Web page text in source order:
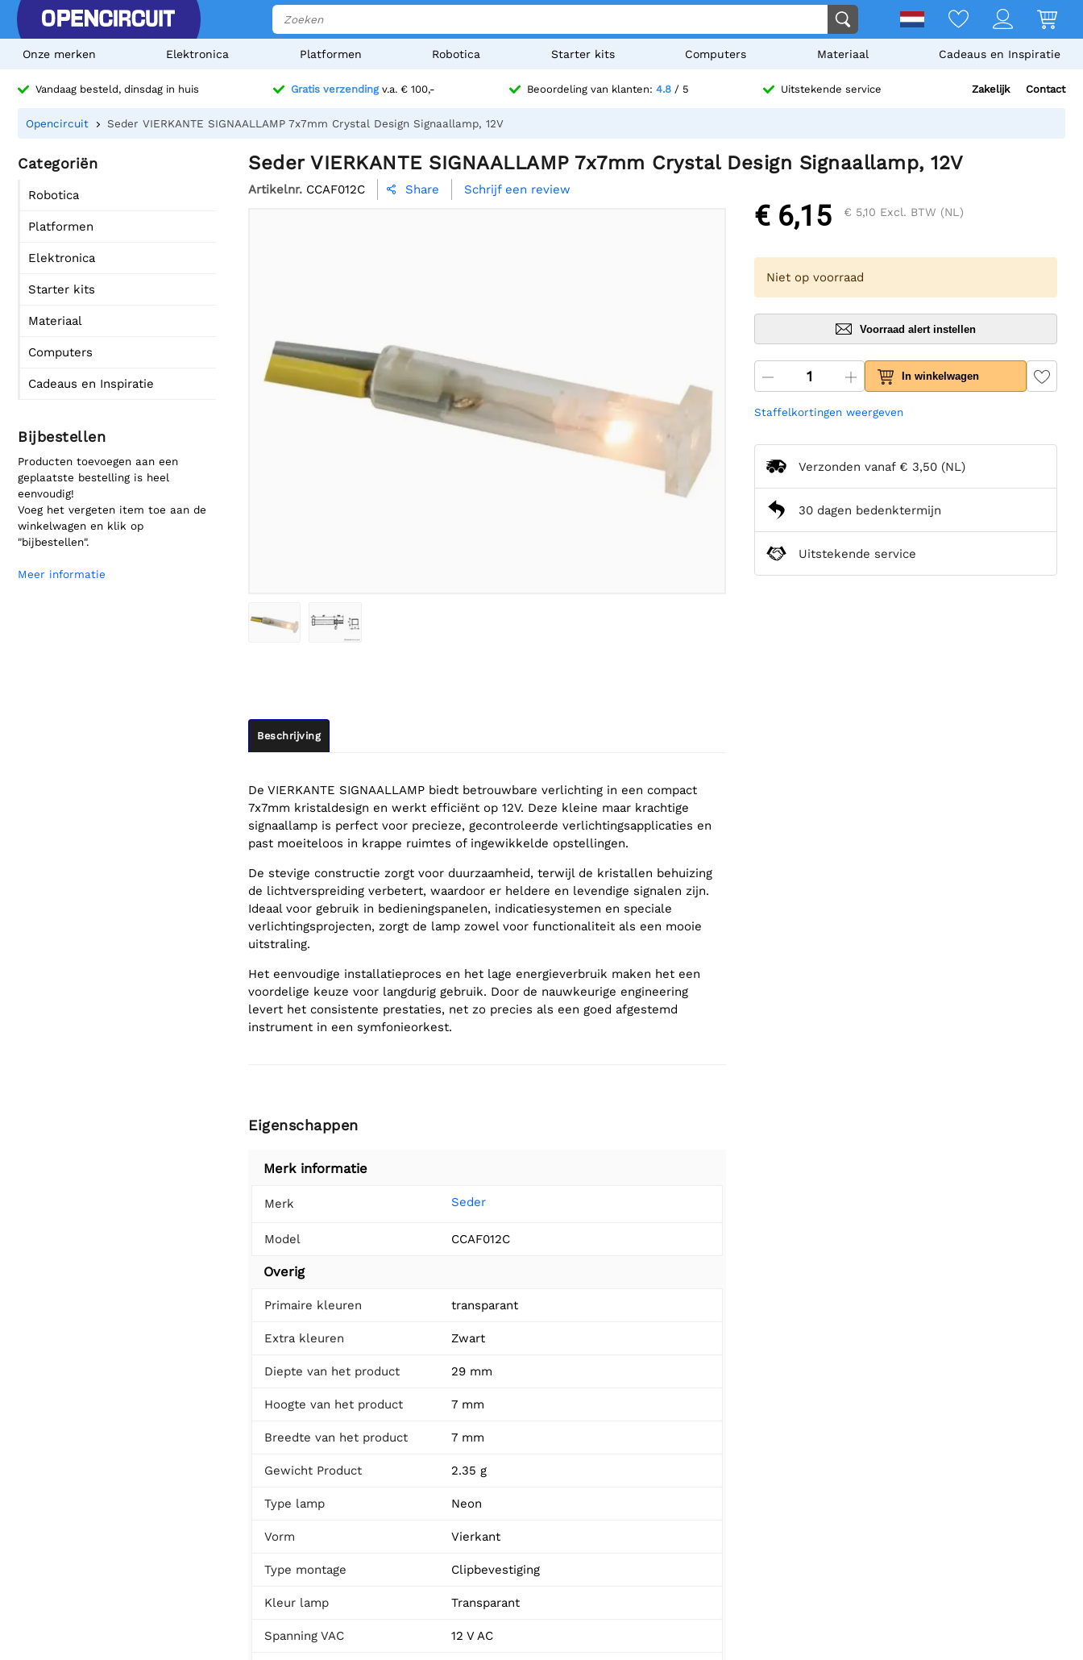
Onze merken Elektronica Platformen Robotica Starter kits Computers Materiaal Cadeaus en Inspiratie
Vandaag besteld, dinsdag in huis Gratis verzendingv.a. € 100,- Beoordeling van klanten: 4.8 / 5 Uitstekende service Zakelijk Contact
Opencircuit Seder VIERKANTE SIGNAALLAMP 7x7mm Crystal Design Signaallamp, 12V
Categoriën
Robotica
Platformen
Elektronica
Starter kits
Materiaal
Computers
Cadeaus en Inspiratie
Bijbestellen
Producten toevoegen aan een
geplaatste bestelling is heel
eenvoudig!
Voeg het vergeten item toe aan de
winkelwagen en klik op
"bijbestellen".
Meer informatie
Seder VIERKANTE SIGNAALLAMP 7x7mm Crystal Design Signaallamp, 12V
Artikelnr. CCAF012C  Share Schrijf een review
Beschrijving
De VIERKANTE SIGNAALLAMP biedt betrouwbare verlichting in een compact
7x7mm kristaldesign en werkt efficiënt op 12V. Deze kleine maar krachtige
signaallamp is perfect voor precieze, gecontroleerde verlichtingsapplicaties en
past moeiteloos in krappe ruimtes of ingewikkelde opstellingen.
De stevige constructie zorgt voor duurzaamheid, terwijl de kristallen behuizing
de lichtverspreiding verbetert, waardoor er heldere en levendige signalen zijn.
Ideaal voor gebruik in bedieningspanelen, indicatiesystemen en speciale
verlichtingsprojecten, zorgt de lamp zowel voor functionaliteit als een mooie
uitstraling.
Het eenvoudige installatieproces en het lage energieverbruik maken het een
voordelige keuze voor langdurig gebruik. Door de nauwkeurige engineering
levert het consistente prestaties, net zo precies als een goed afgestemd
instrument in een symfonieorkest.
Eigenschappen
Merk informatie
Merk Seder
Model CCAF012C
Overig
Primaire kleuren transparant
Extra kleuren Zwart
Diepte van het product 29 mm
Hoogte van het product 7 mm
Breedte van het product 7 mm
Gewicht Product 2.35 g
Type lamp Neon
Vorm Vierkant
Type montage Clipbevestiging
Kleur lamp Transparant
Spanning VAC 12 V AC
€ 6,15 € 5,10 Excl. BTW (NL)
Niet op voorraad
Voorraad alert instellen
In winkelwagen
Staffelkortingen weergeven
Verzonden vanaf € 3,50 (NL)
30 dagen bedenktermijn
Uitstekende service